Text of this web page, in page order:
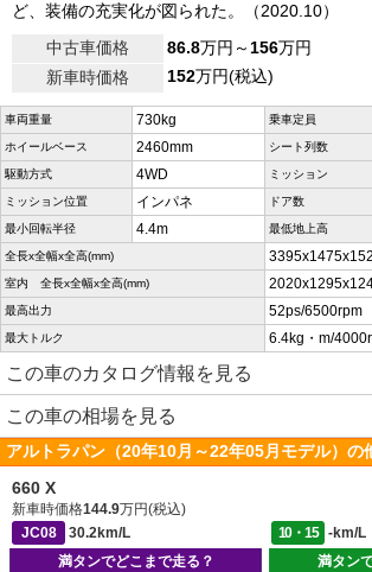
ど、装備の充実化が図られた。（2020.10）
中古車価格
86.8万円～156万円
新車時価格
152万円(税込)
車両重量 730kg 乗車定員
ホイールベース 2460mm シート列数
駆動方式 4WD ミッション
ミッション位置 インパネ ドア数
最小回転半径 4.4m 最低地上高
全長x全幅x全高(mm)
室内 全長x全幅x全高(mm)
最高出力 52ps/6500rpm
最大トルク 6.4kg・m/
この車のカタログ情報を見る
この車の相場を見る
アルトラパン（20年10月～22年05月モデル）の
660 X
新車時価格144.9万円(税込)
JC08
30.2km/L 10・15
-km/L
満タンでどこまで走る？
満タン